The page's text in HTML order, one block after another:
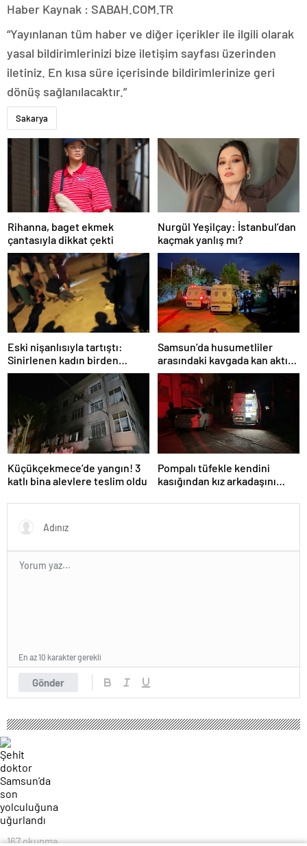
Haber Kaynak : SABAH.COM.TR
“Yayınlanan tüm haber ve diğer içerikler ile ilgili olarak
yasal bildirimlerinizi bize iletişim sayfası üzerinden
iletiniz. En kısa süre içerisinde bildirimlerinize geri
dönüş sağlanılacaktır.”
Sakarya
Rihanna, baget ekmek
çantasıyla dikkat çekti
Nurgül Yeşilçay: İstanbul’dan
kaçmak yanlış mı?
Eski nişanlısıyla tartıştı:
Sinirlenen kadın birden
balkondan atladı!
Samsun’da husumetliler
arasındaki kavgada kan aktı: 7
suç kaydı varmış!
Küçükçekmece’de yangın! 3
katlı bina alevlere teslim oldu
Pompalı tüfekle kendini
kasığından kız arkadaşını
Gönder
En az 10 karakter gerekli
167 okunma